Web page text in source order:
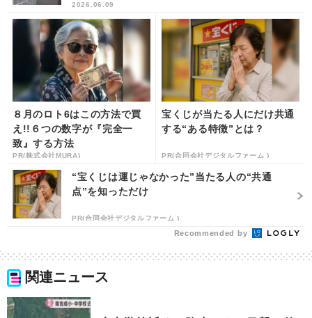
2026.06.09
８月のロト6はこの方法で買
え!!６つの数字が『完全一
致』する方法
PR(株式会社MURA)
宝くじが当たる人にだけ共通
する“ある特徴”とは？
PR(合同会社デジタルファーム )
“宝くじは運じゃなかった”当たる人の“共通
点”を知っただけ
PR(合同会社デジタルファーム )
Recommended by
関連ニュース